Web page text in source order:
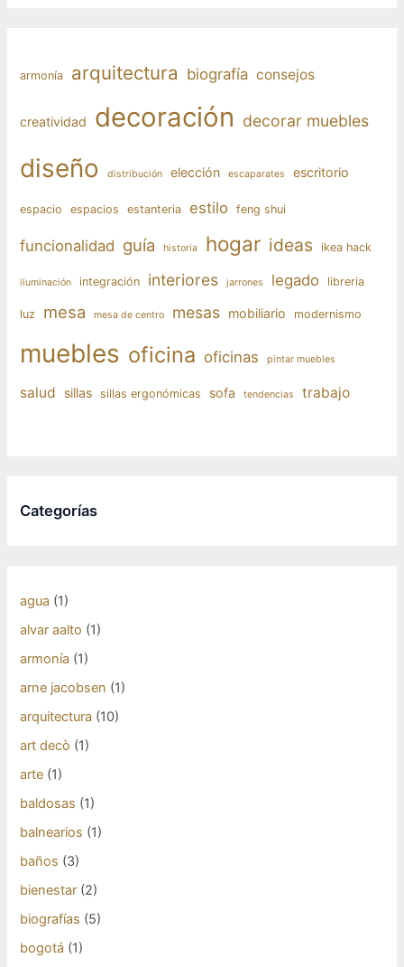
armonía arquitectura biografía consejos
creatividad decoración decorar muebles
diseño distribución elección escaparates escritorio
espacio espacios estanteria estilo feng shui
funcionalidad guía historia hogar ideas ikea hack
iluminación integración interiores jarrones legado libreria
luz mesa mesa de centro mesas mobiliario modernismo
muebles oficina oficinas pintar muebles
salud sillas sillas ergonómicas sofa tendencias trabajo
Categorías
agua (1)
alvar aalto (1)
armonía (1)
arne jacobsen (1)
arquitectura (10)
art decò (1)
arte (1)
baldosas (1)
balnearios (1)
baños (3)
bienestar (2)
biografías (5)
bogotá (1)